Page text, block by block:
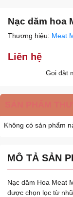
Nạc dăm hoa
Thương hiệu: Meat
Liên hệ
Gọi đặt
Không có sản phẩm
MÔ TẢ SẢN
Nạc dăm Hoa Meat
được chọn lọc từ